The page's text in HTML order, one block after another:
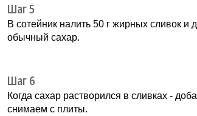
Шаг 5
В сотейник налить 50 г жирных сливок и
обычный сахар.
Шаг 6
Когда сахар растворился в сливках -
снимаем с плиты.